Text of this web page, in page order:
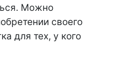
Можно
своего
для тех, у кого